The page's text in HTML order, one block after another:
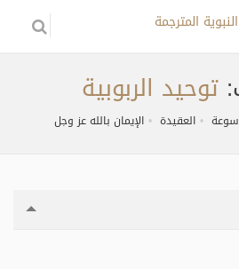
توحيد الربوبية
العقيدة الإيمان بالله عز وجل